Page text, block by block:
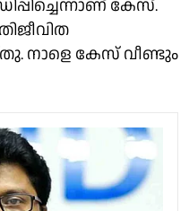
കേസ്.
കേസ് വീണ്ടും